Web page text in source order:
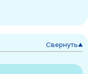
Свернуть▼